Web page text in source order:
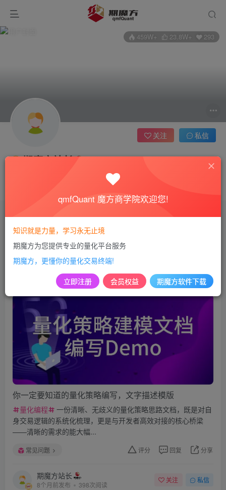
459W+ 23.8W+ 293
期魔方站长
超级版主
关注 私信
发布 113
期魔方站长
6个月前发布 332次阅读
关注 私信
你一定要知道的量化策略编写，文字描述模版
量化编程
一份清晰、无歧义的量化策略思路文档，既是对自
身交易逻辑的系统化梳理，更是与开发者高效对接的核心桥梁
——清晰的需求的能大幅...
常见问题 评分 回复 分享
期魔方站长
8个月前发布 398次阅读
关注 私信
qmfQuant 魔方商学院欢迎您!
知识就是力量，学习永无止境
期魔方为您提供专业的量化平台服务
期魔方，更懂你的量化交易终端!
立即注册 会员权益 期魔方软件下载